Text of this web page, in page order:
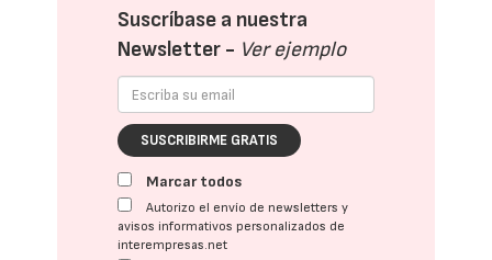
Suscríbase a nuestra
Newsletter - Ver ejemplo
SUSCRIBIRME GRATIS
Marcar todos
Autorizo el envío de newsletters y
avisos informativos personalizados de
interempresas.net